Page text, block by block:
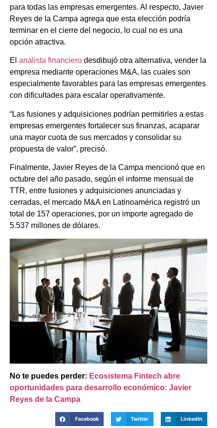
para todas las empresas emergentes. Al respecto, Javier
Reyes de la Campa agrega que esta elección podría
terminar en el cierre del negocio, lo cual no es una
opción atractiva.
El analista financiero desdibujó otra alternativa, vender la
empresa mediante operaciones M&A, las cuales son
especialmente favorables para las empresas emergentes
con dificultades para escalar operativamente.
“Las fusiones y adquisiciones podrían permitirles a estas
empresas emergentes fortalecer sus finanzas, acaparar
una mayor cuota de sus mercados y consolidar su
propuesta de valor”, precisó.
Finalmente, Javier Reyes de la Campa mencionó que en
octubre del año pasado, según el informe mensual de
TTR, entre fusiones y adquisiciones anunciadas y
cerradas, el mercado M&A en Latinoamérica registró un
total de 157 operaciones, por un importe agregado de
5.537 millones de dólares.
No te puedes perder: Ecosistema Fintech abre
oportunidades para desarrollo económico: Javier
Reyes de la Campa
Facebook Twitter LinkedIn